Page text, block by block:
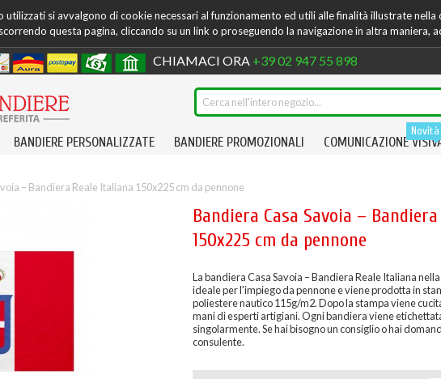
si avvalgono di cookie necessari al funzionamento ed utili alle finalità illustrate nella
questa pagina, cliccando su un link o proseguendo la navigazione in altra maniera,
CHIAMACI ORA +39 02 947 55 898
BANDIERE PERSONALIZZATE BANDIERE PROMOZIONALI COMUNICAZIONE
Novità
– Bandiera Reale Italiana 150x225 cm da pennone
Bandiera Casa Savoia –
150x225 cm da pennone
La bandiera Casa Savoia – Bandiera Reale Italiana
ideale per l'impiego da pennone e viene prodotta in
poliestere nautico 115g/m2. Dopo la stampa viene
mani di esperti artigiani. Ogni bandiera viene
singolarmente. Se hai bisogno un consiglio o hai
consulente.